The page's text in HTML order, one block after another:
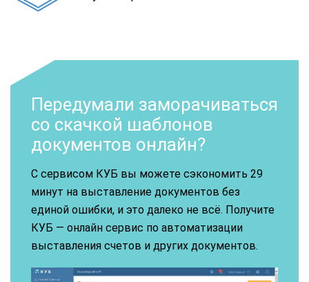
Передумали заморачиваться
со скачкой шаблонов
документов онлайн?
С сервисом КУБ вы можете сэкономить 29
минут на выставление документов без
единой ошибки, и это далеко не всё. Получите
КУБ — онлайн сервис по автоматизации
выставления счетов и других документов.